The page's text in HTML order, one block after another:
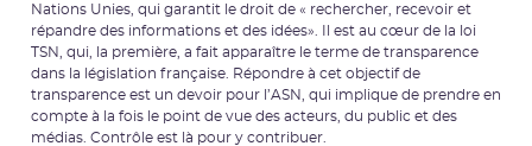
Nations Unies, qui garantit le droit de « rechercher, recevoir et
répandre des informations et des idées». Il est au cœur de la loi
TSN, qui, la première, a fait apparaître le terme de transparence
dans la législation française. Répondre à cet objectif de
transparence est un devoir pour l’ASN, qui implique de prendre en
compte à la fois le point de vue des acteurs, du public et des
médias. Contrôle est là pour y contribuer.